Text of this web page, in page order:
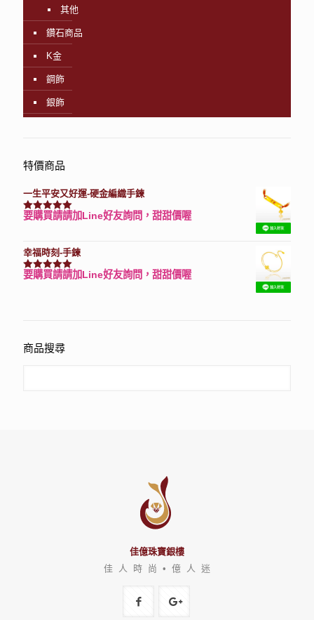
其他
鑽石商品
K金
鋼飾
銀飾
特價商品
一生平安又好運-硬金編織手鍊
評分7740滿分 5
要購買請請加Line好友詢問，甜甜價喔
幸福時刻-手鍊
評分3150滿分 5
要購買請請加Line好友詢問，甜甜價喔
商品搜尋
佳億珠寶銀樓
佳 人 時 尚 • 億 人 迷